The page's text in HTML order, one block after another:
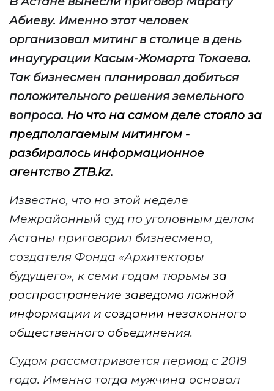
Абиеву. Именно этот человек
организовал митинг в столице в день
инаугурации Касым-Жомарта Токаева.
Так бизнесмен планировал добиться
положительного решения земельного
вопроса. Но что на самом деле стояло за
предполагаемым митингом -
разбиралось информационное
агентствоZTB.kz.
Известно, что на этой неделе
Межрайонный суд по уголовным делам
Астаны приговорил бизнесмена,
создателя Фонда «Архитекторы
будущего», к семи годам тюрьмы за
распространение заведомо ложной
информации и создании незаконного
общественного объединения.
Судом рассматривается период с 2019
года. Именно тогда мужчина основал